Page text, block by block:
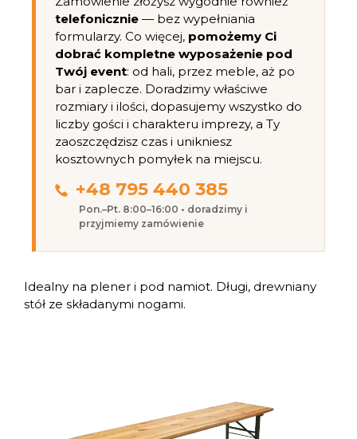
telefonicznie — bez wypełniania
formularzy. Co więcej, pomożemy Ci
dobrać kompletne wyposażenie pod
Twój event: od hali, przez meble, aż po
bar i zaplecze. Doradzimy właściwe
rozmiary i ilości, dopasujemy wszystko do
liczby gości i charakteru imprezy, a Ty
zaoszczędzisz czas i unikniesz
kosztownych pomyłek na miejscu.
+48 795 440 385
Pon.–Pt. 8:00–16:00 • doradzimy i
przyjmiemy zamówienie
Idealny na plener i pod namiot. Długi, drewniany
stół ze składanymi nogami.